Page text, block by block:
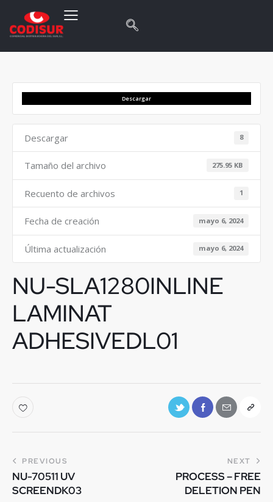
Descargar
Descargar 8
Tamaño del archivo 275.95 KB
Recuento de archivos 1
Fecha de creación mayo 6, 2024
Última actualización mayo 6, 2024
NU-SLA1280INLINE
LAMINAT
ADHESIVEDL01
PREVIOUS
NU-70511 UV
SCREENDK03
NEXT
PROCESS – FREE
DELETION PEN